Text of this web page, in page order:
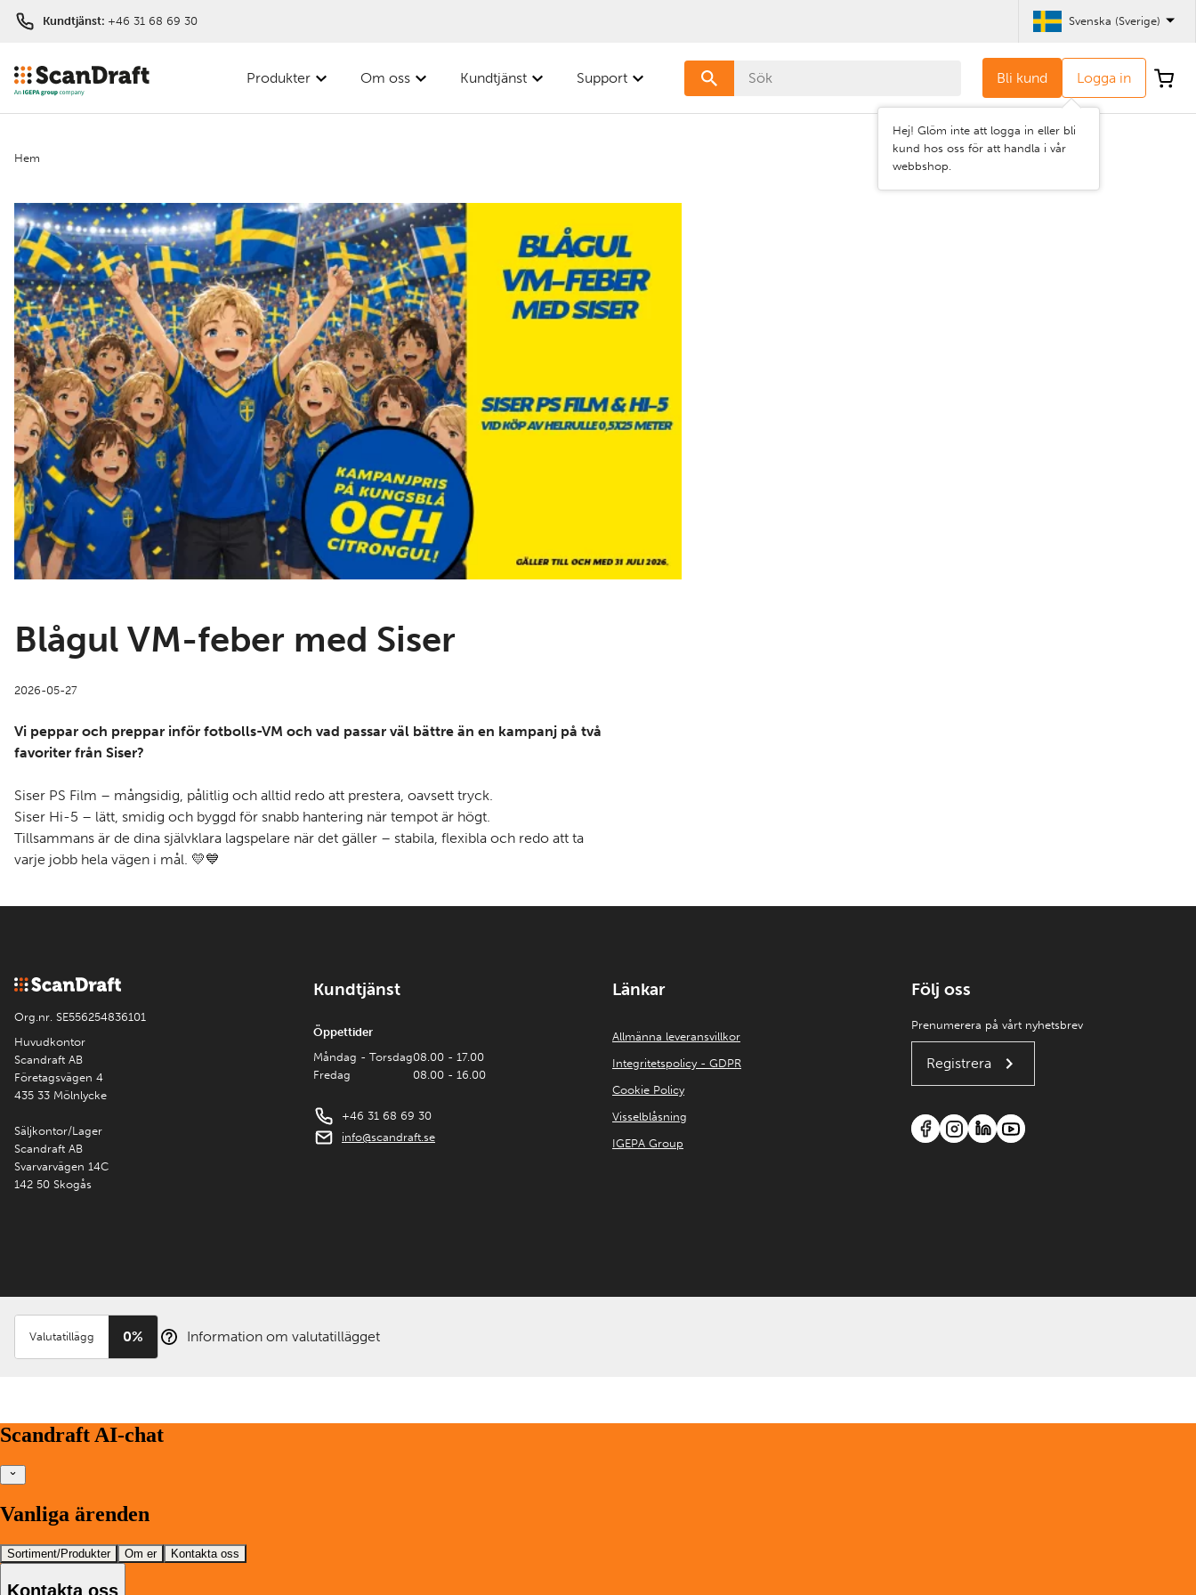
Kundtjänst: +46 31 68 69 30 Svenska (Sverige)
Bli kund Logga in
Hej! Glöm inte att logga in eller bli
kund hos oss för att handla i vår
webbshop.
Produkter Om oss Kundtjänst Support
Hem
Blågul VM-feber med Siser
2026-05-27
Vi peppar och preppar inför fotbolls-VM och vad passar väl bättre än en kampanj på två
favoriter från Siser?
Siser PS Film – mångsidig, pålitlig och alltid redo att prestera, oavsett tryck.
Siser Hi-5 – lätt, smidig och byggd för snabb hantering när tempot är högt.
Tillsammans är de dina självklara lagspelare när det gäller – stabila, flexibla och redo att ta
varje jobb hela vägen i mål. 💛💙
Org.nr. SE556254836101
Huvudkontor
Scandraft AB
Företagsvägen 4
435 33 Mölnlycke
Säljkontor/Lager
Scandraft AB
Svarvarvägen 14C
142 50 Skogås
Kundtjänst
Öppettider
Måndag - Torsdag
Fredag
08.00 - 17.00
08.00 - 16.00
+46 31 68 69 30
info@scandraft.se
Länkar
Allmänna leveransvillkor
Integritetspolicy - GDPR
Cookie Policy
Visselblåsning
IGEPA Group
Följ oss
Prenumerera på vårt nyhetsbrev
Registrera
Valutatillägg 0% Information om valutatillägget